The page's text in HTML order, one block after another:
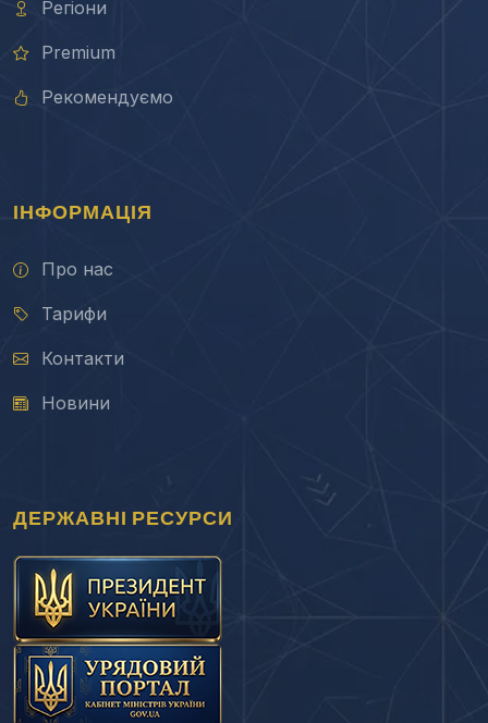
Регіони
Premium
Рекомендуємо
ІНФОРМАЦІЯ
Про нас
Тарифи
Контакти
Новини
ДЕРЖАВНІ РЕСУРСИ